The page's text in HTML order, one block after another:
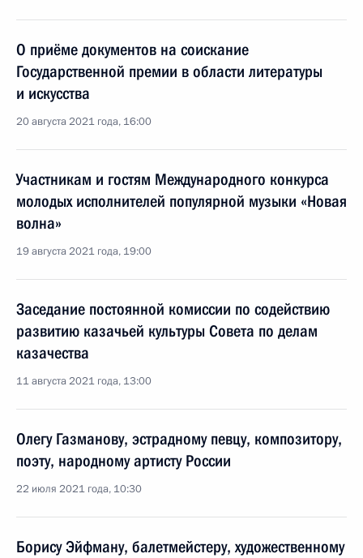
О приёме документов на соискание
Государственной премии в области литературы
и искусства
20 августа 2021 года, 16:00
Участникам и гостям Международного конкурса
молодых исполнителей популярной музыки «Новая
волна»
19 августа 2021 года, 19:00
Заседание постоянной комиссии по содействию
развитию казачьей культуры Совета по делам
казачества
11 августа 2021 года, 13:00
Олегу Газманову, эстрадному певцу, композитору,
поэту, народному артисту России
22 июля 2021 года, 10:30
Борису Эйфману, балетмейстеру, художественному